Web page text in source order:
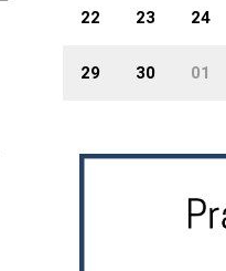
22 23 24
29 30 01